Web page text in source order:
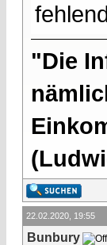
"Die
22.02.2020, 19:55
Bunbury